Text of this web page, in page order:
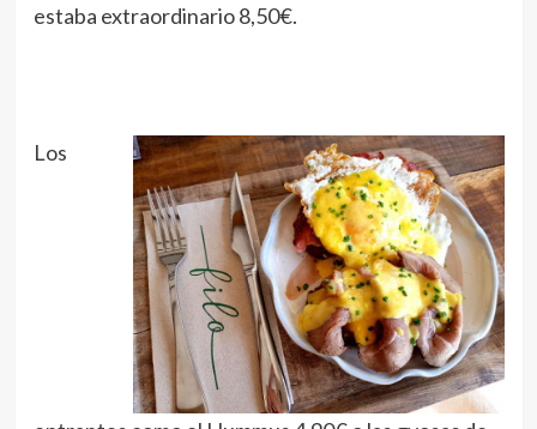
estaba extraordinario 8,50€.
Los